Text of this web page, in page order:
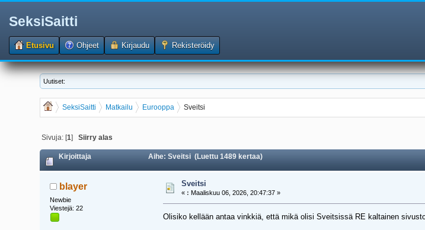
SeksiSaitti
Etusivu Ohjeet Kirjaudu Rekisteröidy
Uutiset:
SeksiSaitti Matkailu Eurooppa Sveitsi
Sivuja: [1] Siirry alas
Kirjoittaja Aihe: Sveitsi (Luettu 1489 kertaa)
blayer
Newbie
Viestejä: 22
Sveitsi
« : Maaliskuu 06, 2026, 20:47:37 »
Olisiko kellään antaa vinkkiä, että mikä olisi Sveitsissä RE kaltainen